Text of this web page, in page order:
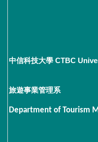
中信科技大學 CTBC
旅遊事業管理系
Department of Tourism